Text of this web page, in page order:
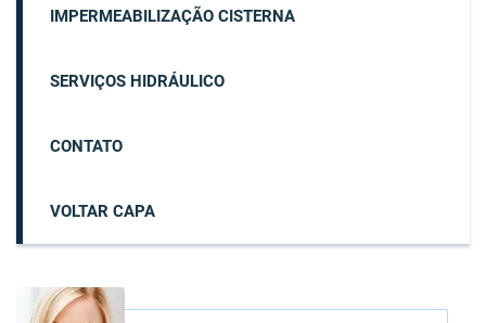
IMPERMEABILIZAÇÃO CISTERNA
SERVIÇOS HIDRÁULICO
CONTATO
VOLTAR CAPA